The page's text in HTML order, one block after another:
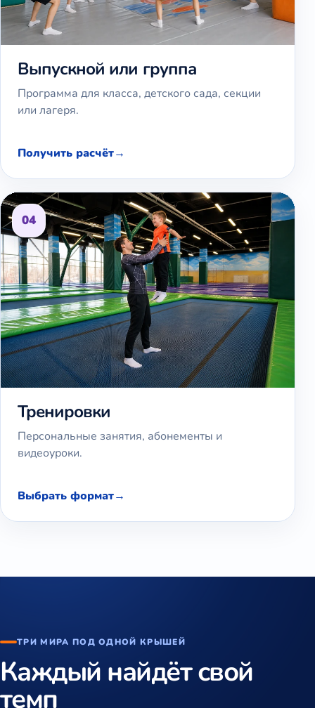
Выпускной или группа
Программа для класса, детского сада, секции
или лагеря.
Получить расчёт
04
Тренировки
Персональные занятия, абонементы и
видеоуроки.
Выбрать формат
ТРИ МИРА ПОД ОДНОЙ КРЫШЕЙ
Каждый найдёт свой
темп